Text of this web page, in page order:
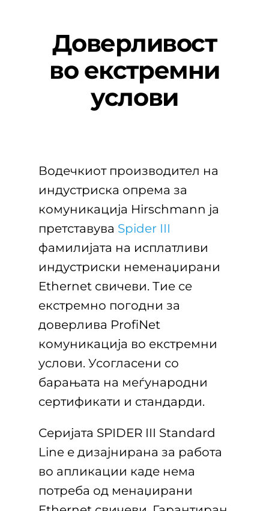
Доверливост
во екстремни
услови
Водечкиот производител на
индустриска опрема за
комуникација Hirschmann ја
претставува Spider III
фамилијата на исплатливи
индустриски неменаџирани
Ethernet свичеви. Тие се
екстремно погодни за
доверлива ProfiNet
комуникација во екстремни
услови. Усогласени со
барањата на меѓународни
сертификати и стандарди.
Серијата SPIDER III Standard
Line е дизајнирана за работа
во апликации каде нема
потреба од менаџирани